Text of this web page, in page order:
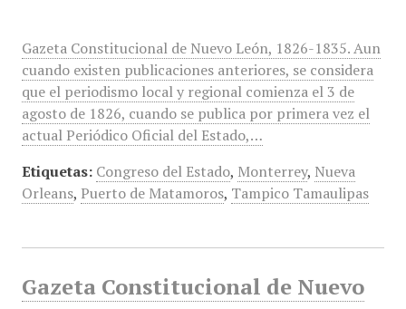
Gazeta Constitucional de Nuevo León, 1826-1835. Aun
cuando existen publicaciones anteriores, se considera
que el periodismo local y regional comienza el 3 de
agosto de 1826, cuando se publica por primera vez el
actual Periódico Oficial del Estado,…
Etiquetas: Congreso del Estado, Monterrey, Nueva
Orleans, Puerto de Matamoros, Tampico Tamaulipas
Gazeta Constitucional de Nuevo